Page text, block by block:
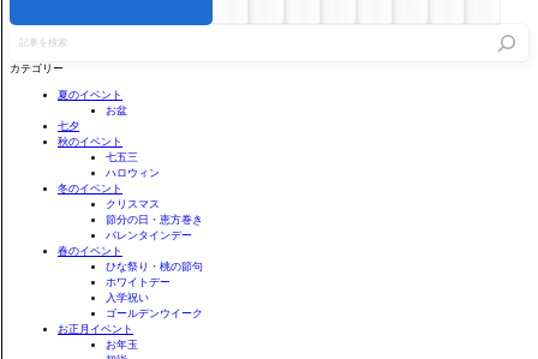
を
カテゴリー
夏のイベント
お盆
七夕
秋のイベント
七五三
ハロウィン
冬のイベント
クリスマス
節分の日・恵方巻き
バレンタインデー
春のイベント
ひな祭り・桃の節句
ホワイトデー
入学祝い
ゴールデンウイーク
お正月イベント
お年玉